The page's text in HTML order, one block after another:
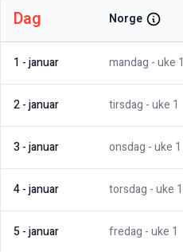
Dag Norge
1 -januar mandag - uke 1
2-januar tirsdag - uke 1
3 -januar onsdag - uke 1
4-januar torsdag - uke 1
5-januar fredag - uke 1